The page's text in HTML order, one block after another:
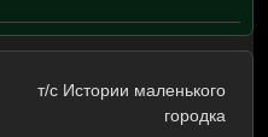
т/с Истории маленького
городка